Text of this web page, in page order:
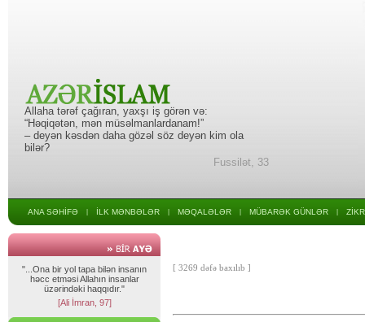
Allaha tərəf çağıran, yaxşı iş görən və:
“Həqiqətən, mən müsəlmanlardanam!”
– deyən kəsdən daha gözəl söz deyən kim ola
bilər?
Fussilət, 33
ANA SƏHİFƏ İLK MƏNBƏLƏR MƏQALƏLƏR MÜBARƏK GÜNLƏR
"...Ona bir yol tapa bilən insanın
həcc etməsi Allahın insanlar
üzərindəki haqqıdır."
[Ali İmran, 97]
[ 3269 dəfə baxılıb ]